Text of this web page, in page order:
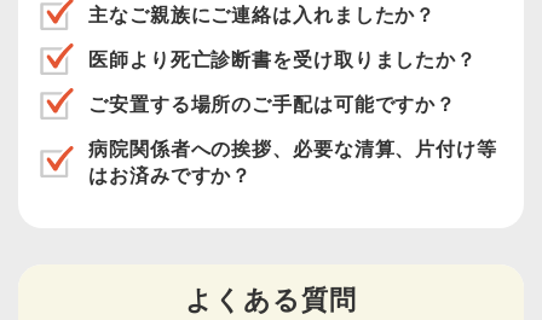
主なご親族にご連絡は入れましたか？
医師より死亡診断書を受け取りましたか？
ご安置する場所のご手配は可能ですか？
病院関係者への挨拶、必要な清算、片付け等
はお済みですか？
よくある質問